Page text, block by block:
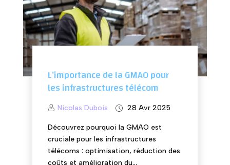
L’importance de la GMAO pour
les infrastructures télécom
Nicolas Dubois 28 Avr 2025
Découvrez pourquoi la GMAO est
cruciale pour les infrastructures
télécoms : optimisation, réduction des
coûts et amélioration du...